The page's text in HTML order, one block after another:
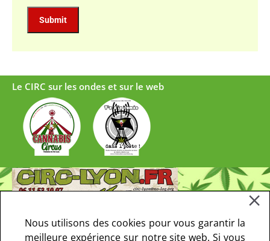
Le CIRC sur les ondes et sur le web
Nous utilisons des cookies pour vous garantir la
meilleure expérience sur notre site web. Si vous